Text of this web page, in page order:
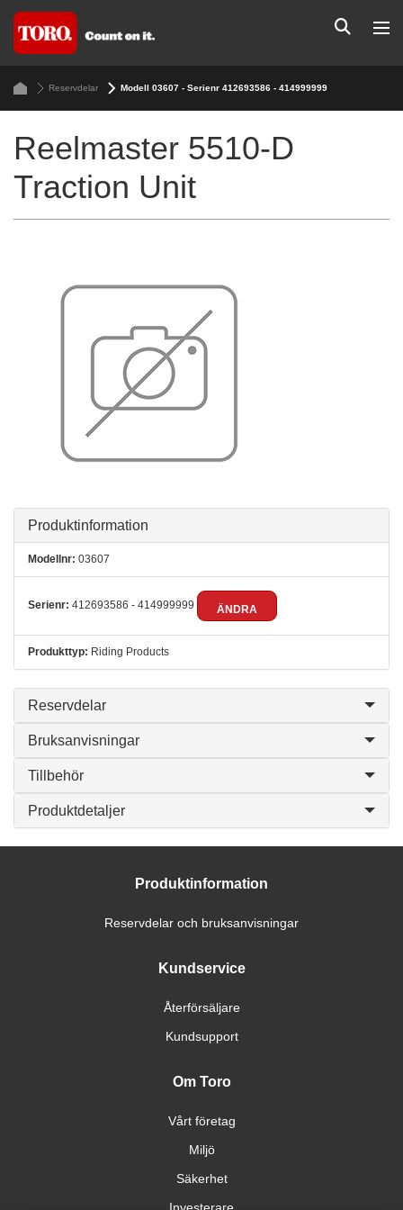
Reservdelar Modell 03607 - Serienr 412693586 - 414999999
Reelmaster 5510-D
Traction Unit
Produktinformation
Modellnr: 03607
Serienr: 412693586 - 414999999 ÄNDRA
Produkttyp: Riding Products
Reservdelar
Bruksanvisningar
Tillbehör
Produktdetaljer
Produktinformation
Reservdelar och bruksanvisningar
Kundservice
Återförsäljare
Kundsupport
Om Toro
Vårt företag
Miljö
Säkerhet